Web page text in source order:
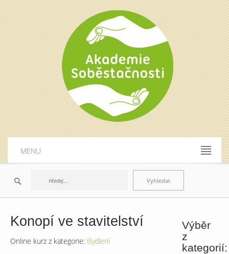
MENU
Konopí ve stavitelství
Online kurz z kategorie: Bydlení
Výběr
z
kategorií: